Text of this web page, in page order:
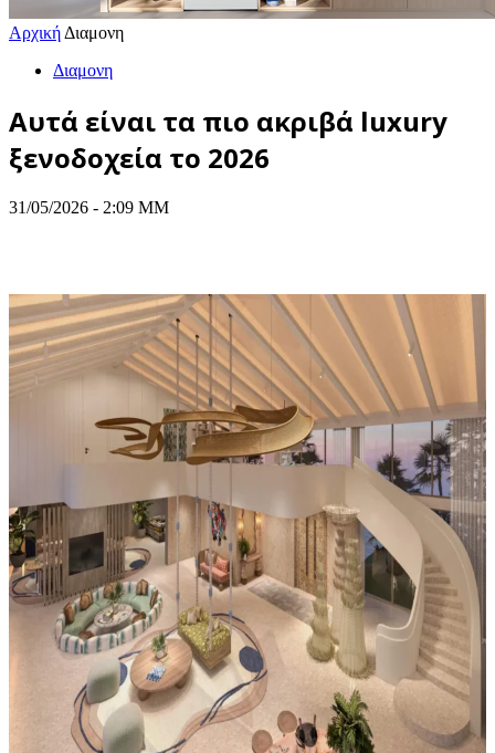
Αρχική Διαμονη
Διαμονη
Αυτά είναι τα πιο ακριβά luxury
ξενοδοχεία το 2026
31/05/2026 - 2:09 ΜΜ